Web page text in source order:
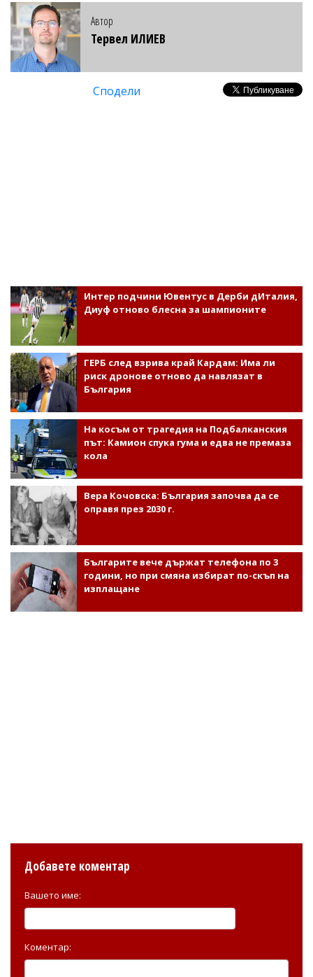
Автор
Тервел ИЛИЕВ
Сподели
Интер подчини Ювентус в Дерби дИталия,
Диуф отново блесна за шампионите
ГЕРБ след взрива край Кардам: Има ли
риск дронове отново да навлязат в
България
На косъм от трагедия на Подбалканския
път: Камион спука гума и едва не премаза
кола
Вера Кочовска: България започва да се
оправя през 2030 г.
Българите вече държат телефона по 3
години, но при смяна избират по-скъп на
изплащане
Добавете коментар
Вашето име:
Коментар: